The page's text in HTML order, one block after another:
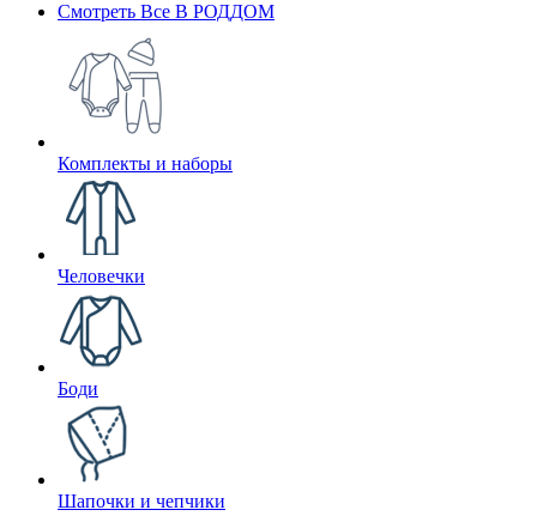
Смотреть Все В РОДДОМ
Комплекты и наборы
Человечки
Боди
Шапочки и чепчики